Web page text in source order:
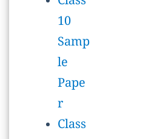
r
Class
10
Scien
ce
Class
10